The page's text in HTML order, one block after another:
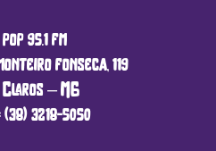
95.1 fm
fonseca, 119
– MG
3218-5050